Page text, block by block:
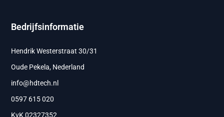
Bedrijfsinformatie
Hendrik Westerstraat 30/31
Oude Pekela, Nederland
info@hdtech.nl
0597 615 020
KvK 02327352